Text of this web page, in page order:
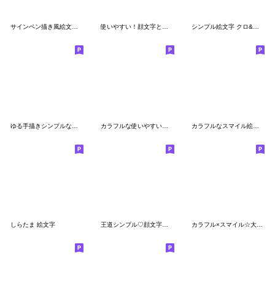
サインペン描き風絵文字★ 使いやすい！顔文字とハンドサイン シンプル絵文字 クロ&レッド
カラフルなスマイル絵文字(10)
しらたま 絵文字 カラフル×スマイル☆大人シンプル